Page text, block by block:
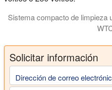
Sistema compacto de limpieza
Solicitar información
Dirección de correo